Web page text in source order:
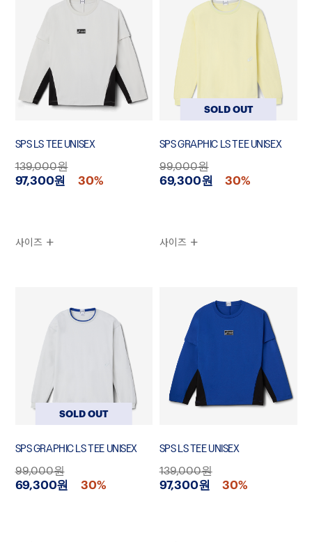
SPS LS TEE UNISEX
139,000원
97,300원 30%
사이즈
SOLD OUT
SPS GRAPHIC LS TEE UNISEX
99,000원
69,300원 30%
사이즈
SOLD OUT
SPS GRAPHIC LS TEE UNISEX
99,000원
69,300원 30%
SPS LS TEE UNISEX
139,000원
97,300원 30%